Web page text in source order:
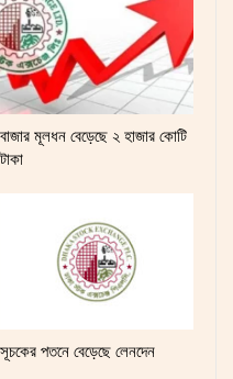
বাজার মূলধন বেড়েছে ২ হাজার কোটি
টাকা
সূচকের পতনে বেড়েছে লেনদেন